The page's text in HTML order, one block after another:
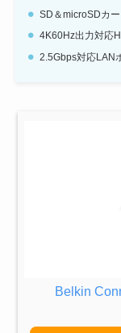
SD＆microSDカ
4K60Hz出力対応
2.5Gbps対応LAN
Belkin